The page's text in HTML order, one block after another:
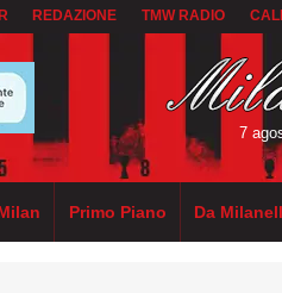
REDAZIONE TMW RADIO
7
Primo Piano Da